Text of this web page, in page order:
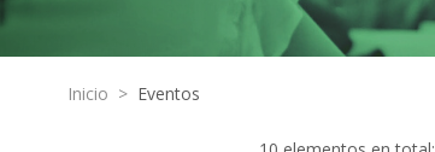
Inicio > Eventos